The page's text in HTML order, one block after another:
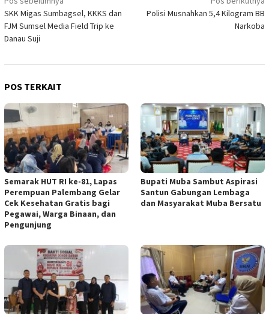
pos
SKK Migas Sumbagsel, KKKS dan
FJM Sumsel Media Field Trip ke
Danau Suji
Polisi Musnahkan 5,4 Kilogram BB
Narkoba
POS TERKAIT
Semarak HUT RI ke-81, Lapas
Perempuan Palembang Gelar
Cek Kesehatan Gratis bagi
Pegawai, Warga Binaan, dan
Pengunjung
Bupati Muba Sambut Aspirasi
Santun Gabungan Lembaga
dan Masyarakat Muba Bersatu